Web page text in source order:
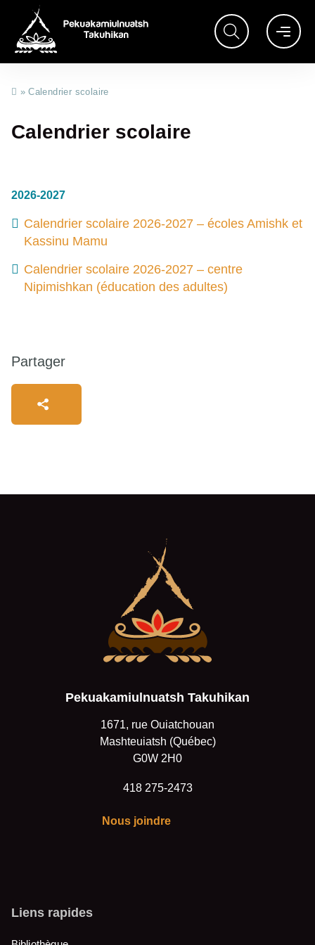
partager cette page?
»Calendrier scolaire
Calendrier scolaire
2026-2027
Calendrier scolaire 2026-2027 – écoles Amishk et
Kassinu Mamu
Calendrier scolaire 2026-2027 – centre
Nipimishkan (éducation des adultes)
Pekuakamiulnuatsh Takuhikan
1671, rue Ouiatchouan
Mashteuiatsh (Québec)
G0W 2H0
418 275-2473
Nous joindre
Liens rapides